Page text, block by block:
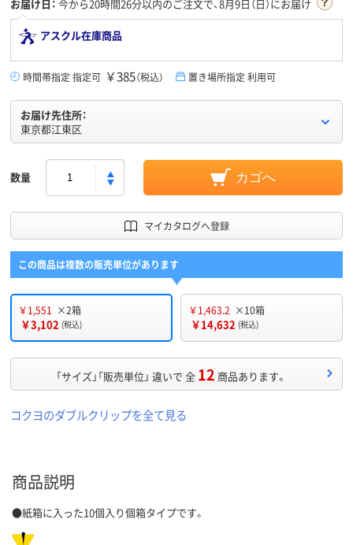
お届け日： 今から20時間26分以内のご注文で、8月9日（日）にお届け
アスクル在庫商品
時間帯指定 指定可 ￥385（税込） 置き場所指定 利用可
お届け先住所：
東京都江東区
数量 カゴへ
マイカタログへ登録
この商品は複数の販売単位があります
￥1,551 ×2箱
￥3,102 (税込)
￥1,463.2 ×10箱
￥14,632 (税込)
「サイズ」「販売単位」 違いで 全 12 商品あります。
コクヨのダブルクリップを全て見る
商品説明
●紙箱に入った10個入り個箱タイプです。